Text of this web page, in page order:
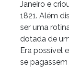
Janeiro e
1821. Além
ser uma
dotada de
Era possível
se